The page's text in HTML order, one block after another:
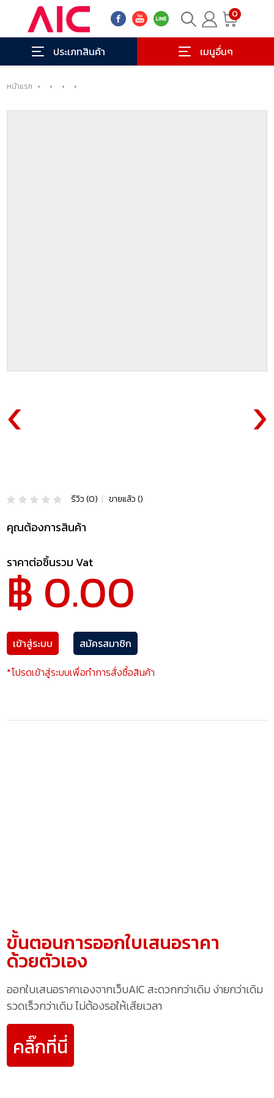
0
ประเภทสินค้า เมนูอื่นๆ
หน้าแรก • • • •
รีวิว (0) | ขายแล้ว ()
คุณต้องการสินค้า
ราคาต่อชิ้นรวม Vat
฿ 0.00
เข้าสู่ระบบ
สมัครสมาชิก
*โปรดเข้าสู่ระบบเพื่อทำการสั่งซื้อสินค้า
ขั้นตอนการออกใบเสนอราคา
ด้วยตัวเอง
ออกใบเสนอราคาเองจากเว็บAIC สะดวกกว่าเดิม ง่ายกว่าเดิม
รวดเร็วกว่าเดิม ไม่ต้องรอให้เสียเวลา
คลิ๊กที่นี่